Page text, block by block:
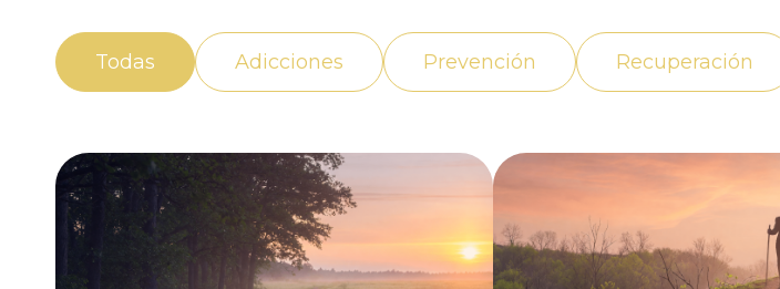
Todas Adicciones Prevención Recuperación